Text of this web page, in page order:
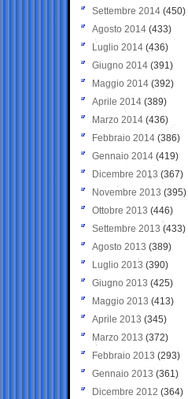
Settembre 2014 (450)
Agosto 2014 (433)
Luglio 2014 (436)
Giugno 2014 (391)
Maggio 2014 (392)
Aprile 2014 (389)
Marzo 2014 (436)
Febbraio 2014 (386)
Gennaio 2014 (419)
Dicembre 2013 (367)
Novembre 2013 (395)
Ottobre 2013 (446)
Settembre 2013 (433)
Agosto 2013 (389)
Luglio 2013 (390)
Giugno 2013 (425)
Maggio 2013 (413)
Aprile 2013 (345)
Marzo 2013 (372)
Febbraio 2013 (293)
Gennaio 2013 (361)
Dicembre 2012 (364)